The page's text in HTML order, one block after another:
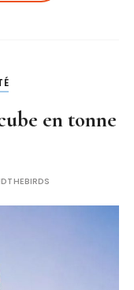
en tonne